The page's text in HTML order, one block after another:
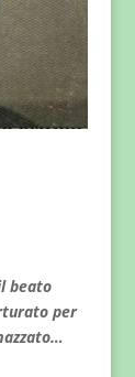
beato
per